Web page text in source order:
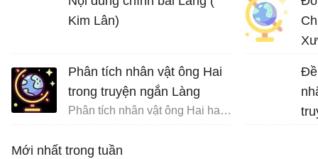
Kim Lân)
Phân tích nhân vật ông Hai
trong truyện ngắn Làng
Phân tích nhân vật ông Hai hay nhất
Đề
Mới nhất trong tuần